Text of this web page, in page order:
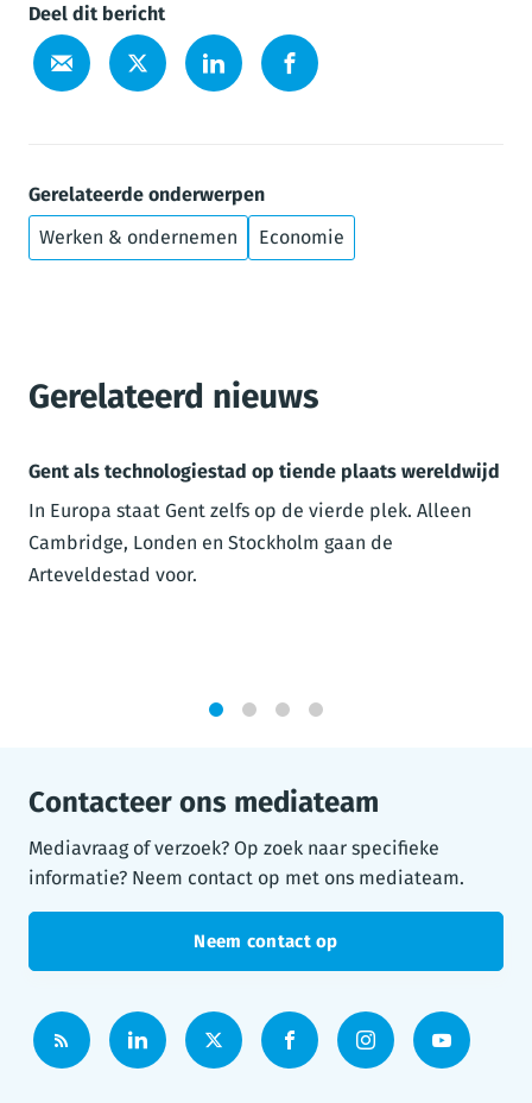
Deel dit bericht
Gerelateerde onderwerpen
Werken & ondernemen
Economie
Gerelateerd nieuws
Gent als technologiestad op tiende plaats wereldwijd
In Europa staat Gent zelfs op de vierde plek. Alleen
Cambridge, Londen en Stockholm gaan de
Arteveldestad voor.
Contacteer ons mediateam
Mediavraag of verzoek? Op zoek naar specifieke
informatie? Neem contact op met ons mediateam.
Neem contact op